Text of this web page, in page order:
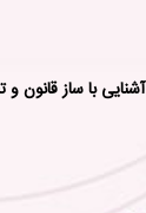
آشنایی با ساز قانون و